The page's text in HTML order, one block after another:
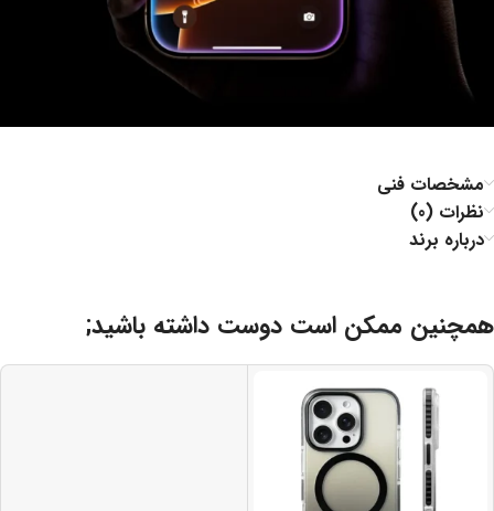
مشخصات فنی
نظرات (0)
درباره برند
همچنین ممکن است دوست داشته باشید;